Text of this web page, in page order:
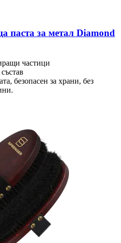
паста за метал Diamond
частици
безопасен за храни, без